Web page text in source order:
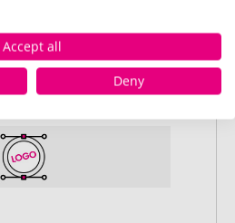
passen Sie diese
an.
Sie die konfigurierten
Accept all
Deny